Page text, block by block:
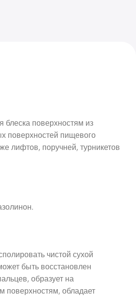
блеска поверхностям из
поверхностей пищевого
лифтов, поручней, турникетов
чистой сухой
быть восстановлен
образует на
поверхностям, обладает